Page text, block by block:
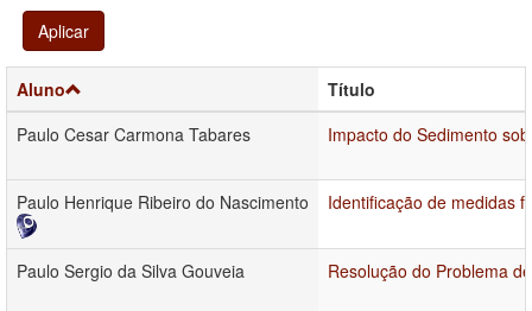
Aplicar
Aluno
Título
Paulo Cesar Carmona Tabares
Impacto do Sedimento
Paulo Henrique Ribeiro do Nascimento Identificação de medidas
Paulo Sergio da Silva Gouveia Resolução do Problema